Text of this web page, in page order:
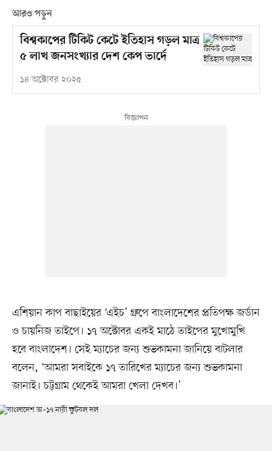
আরও পড়ুন
বিশ্বকাপের টিকিট কেটে ইতিহাস গড়ল মাত্র
৫ লাখ জনসংখ্যার দেশ কেপ ভার্দে
১৪ অক্টোবর ২০২৫
এশিয়ান কাপ বাছাইয়ের ‘এইচ’ গ্রুপে বাংলাদেশের প্রতিপক্ষ জর্ডান
ও চায়নিজ তাইপে। ১৭ অক্টোবর একই মাঠে তাইপের মুখোমুখি
হবে বাংলাদেশ। সেই ম্যাচের জন্য শুভকামনা জানিয়ে বাটলার
বলেন, ‘আমরা সবাইকে ১৭ তারিখের ম্যাচের জন্য শুভকামনা
জানাই। চট্টগ্রাম থেকেই আমরা খেলা দেখব।’